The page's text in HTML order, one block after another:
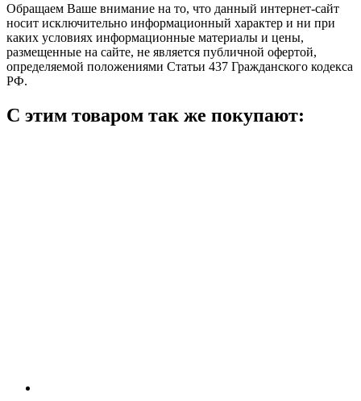
Обращаем Ваше внимание на то, что данный интернет-сайт
носит исключительно информационный характер и ни при
каких условиях информационные материалы и цены,
размещенные на сайте, не является публичной офертой,
определяемой положениями Статьи 437 Гражданского кодекса
РФ.
С этим товаром так же покупают: